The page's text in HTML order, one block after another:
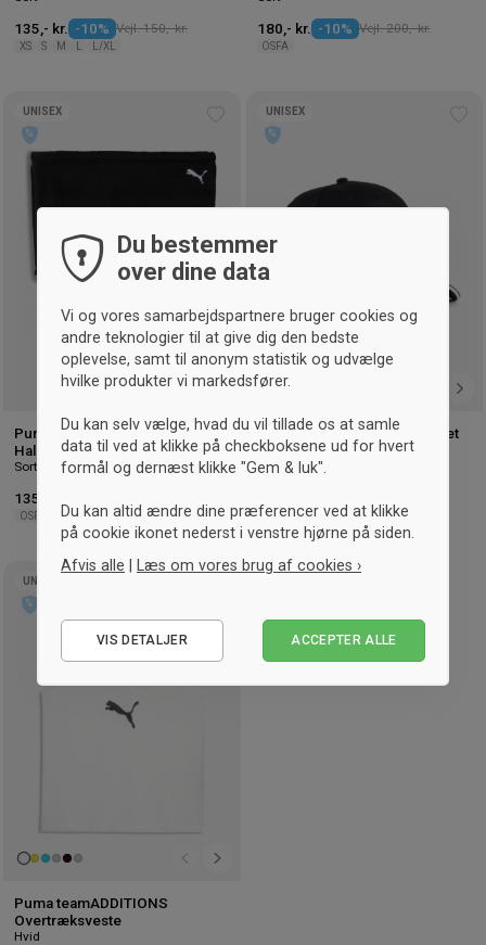
135,- kr. -10% Vejl. 150,- kr.
XS S M L/XL
180,- kr. -10% Vejl. 200,- kr.
OSFA
ønskeliste
UNISEX
Puma teamADDITIONS
Halsedisse
Sort
135,- kr.
OSFA
UNISEX
Puma teamADDITIONS Kasket
Sort
OSFA
til
ønskeliste
UNISEX
Puma teamADDITIONS
Overtræksveste
Hvid
Du bestemmer
over dine data
Vi og vores samarbejdspartnere bruger cookies og
andre teknologier til at give dig den bedste
oplevelse, samt til anonym statistik og udvælge
hvilke produkter vi markedsfører.
Du kan selv vælge, hvad du vil tillade os at samle
data til ved at klikke på checkboksene ud for hvert
formål og dernæst klikke "Gem & luk".
Du kan altid ændre dine præferencer ved at klikke
på cookie ikonet nederst i venstre hjørne på siden.
Afvis alle | Læs om vores brug af cookies ›
Statistiske
VIS DETALJER ACCEPTER ALLE